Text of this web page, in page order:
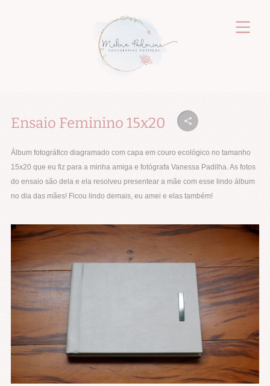
Ensaio Feminino 15x20
Álbum fotográfico diagramado com capa em couro ecológico no tamanho
15x20 que eu fiz para a minha amiga e fotógrafa Vanessa Padilha. As fotos
do ensaio são dela e ela resolveu presentear a mãe com esse lindo álbum
no dia das mães! Ficou lindo demais, eu amei e elas também!